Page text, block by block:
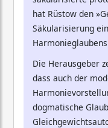
hat Rüstow den
Säkularisierung
Die Herausgeber
dass auch der
dogmatische